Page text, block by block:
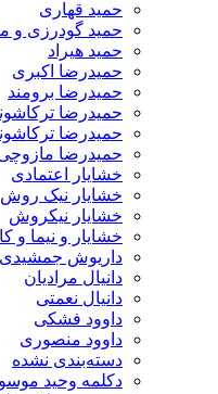
حمید قهاری
حمید گودرزی و
حمید هیراد
حمیدرضا اکبری
حمیدرضا برومند
حمیدرضا
حمیدرضا
حمیدرضا
خشایار اعتمادی
خشایار نیک روش
خشایار نیکروش
خشایار و نیما و
داریوش جمشیدی
دانیال مرادیان
دانیال نعمتی
داوود فشکی
داوود منصوری
دسته‌بندی نشده
دکلمه وحید